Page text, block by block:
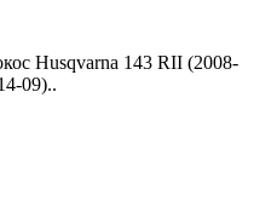
Husqvarna 143 RII (2008-
09)..